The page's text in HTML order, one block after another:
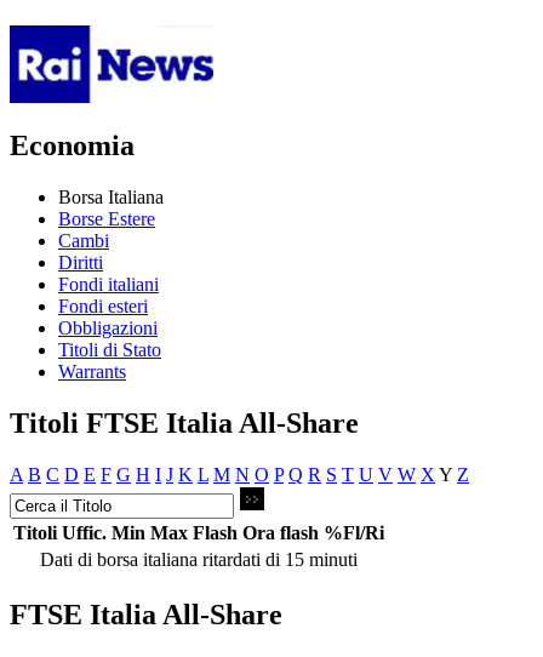
Economia
Borsa Italiana
Borse Estere
Cambi
Diritti
Fondi italiani
Fondi esteri
Obbligazioni
Titoli di Stato
Warrants
Titoli FTSE Italia All-Share
A B C D E F G H I J K L M N O P Q R S T U V W X Y Z
Titoli Uffic. Min Max Flash Ora flash %Fl/Ri
Dati di borsa italiana ritardati di 15 minuti
FTSE Italia All-Share